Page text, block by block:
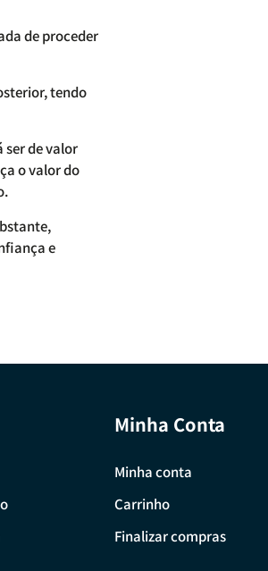
de proceder
tendo
ser de valor
o valor do
e
Minha Conta
Minha conta
Carrinho
Finalizar compras